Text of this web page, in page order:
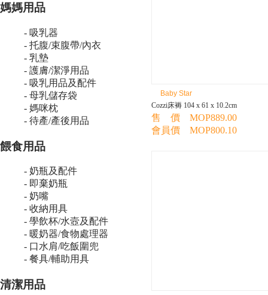
媽媽用品
- 吸乳器
- 托腹/束腹帶/內衣
- 乳墊
- 護膚/潔淨用品
- 吸乳用品及配件
- 母乳儲存袋
- 媽咪枕
- 待產/產後用品
餵食用品
- 奶瓶及配件
- 即棄奶瓶
- 奶嘴
- 收納用具
- 學飲杯/水壼及配件
- 暖奶器/食物處理器
- 口水肩/吃飯圍兜
- 餐具/輔助用具
清潔用品
Baby Star
Cozzi床褥 104 x 61 x 10.2cm
售 價 MOP889.00
會員價 MOP800.10